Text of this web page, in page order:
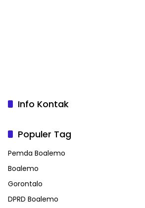
Info Kontak
Populer Tag
Pemda Boalemo
Boalemo
Gorontalo
DPRD Boalemo